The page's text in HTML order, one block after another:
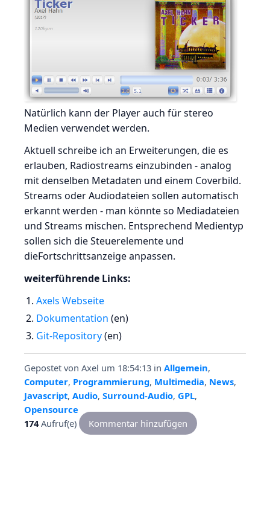
Natürlich kann der Player auch für stereo
Medien verwendet werden.
Aktuell schreibe ich an Erweiterungen, die es
erlauben, Radiostreams einzubinden - analog
mit denselben Metadaten und einem Coverbild.
Streams oder Audiodateien sollen automatisch
erkannt werden - man könnte so Mediadateien
und Streams mischen. Entsprechend Medientyp
sollen sich die Steuerelemente und
dieFortschrittsanzeige anpassen.
weiterführende Links:
Axels Webseite
Dokumentation (en)
Git-Repository(en)
Gepostet von Axel um 18:54:13 in Allgemein,
Computer, Programmierung, Multimedia, News,
Javascript, Audio, Surround-Audio, GPL,
Opensource
174Aufruf(e) Kommentar hinzufügen